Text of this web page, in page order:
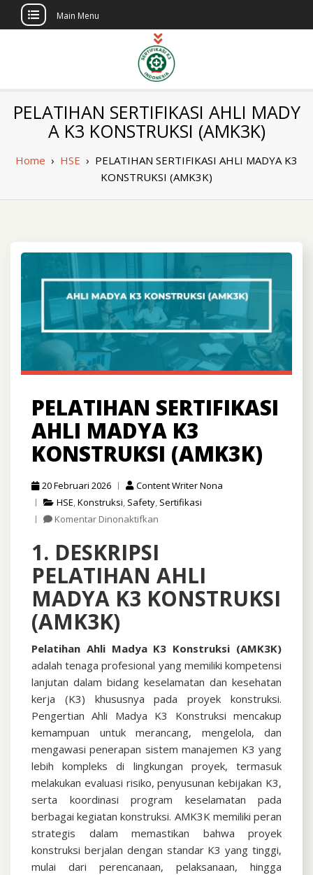
Main Menu
Sertifikasi K3
Indonesia
Berlisensi
PELATIHAN SERTIFIKASI AHLI MADY
A K3 KONSTRUKSI (AMK3K)
Home › HSE › PELATIHAN SERTIFIKASI AHLI MADYA K3
KONSTRUKSI (AMK3K)
PELATIHAN SERTIFIKASI
AHLI MADYA K3
KONSTRUKSI (AMK3K)
20 Februari 2026
Content Writer Nona
HSE,Konstruksi, Safety, Sertifikasi
Komentar Dinonaktifkan
MADYA
K3
KONSTRUKSI
1. DESKRIPSI
PELATIHAN AHLI
MADYA K3 KONSTRUKSI
(AMK3K)
Pelatihan Ahli Madya K3 Konstruksi (AMK3K)
adalah tenaga profesional yang memiliki kompetensi
lanjutan dalam bidang keselamatan dan kesehatan
kerja (K3) khususnya pada proyek konstruksi.
Pengertian Ahli Madya K3 Konstruksi mencakup
kemampuan untuk merancang, mengelola, dan
mengawasi penerapan sistem manajemen K3 yang
lebih kompleks di lingkungan proyek, termasuk
melakukan evaluasi risiko, penyusunan kebijakan K3,
serta koordinasi program keselamatan pada
berbagai kegiatan konstruksi. AMK3K memiliki peran
strategis dalam memastikan bahwa proyek
konstruksi berjalan dengan standar K3 yang tinggi,
mulai dari perencanaan, pelaksanaan, hingga